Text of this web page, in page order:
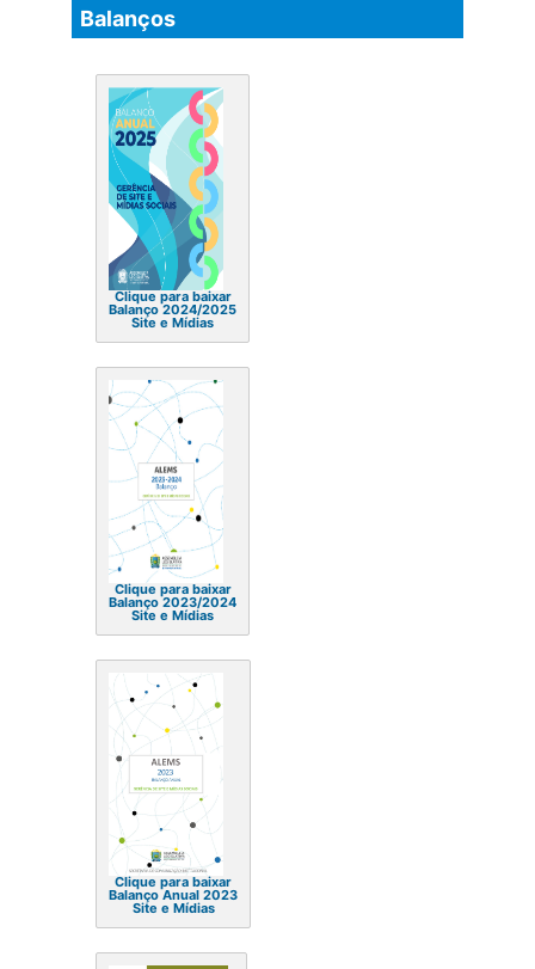
Balanços
Clique para baixar
Balanço 2024/2025
Site e Mídias
Clique para baixar
Balanço 2023/2024
Site e Mídias
Clique para baixar
Balanço Anual 2023
Site e Mídias